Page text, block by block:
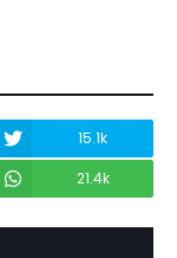
15.1k
21.4k